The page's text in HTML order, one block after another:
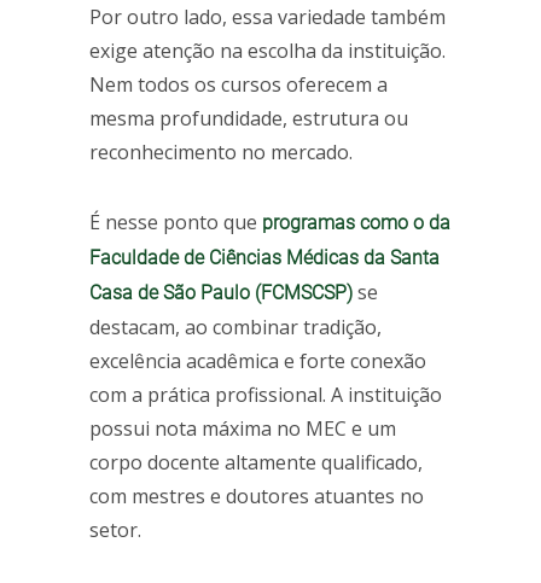
Por outro lado, essa variedade também
exige atenção na escolha da instituição.
Nem todos os cursos oferecem a
mesma profundidade, estrutura ou
reconhecimento no mercado.
É nesse ponto que programas como o da
Faculdade de Ciências Médicas da Santa
Casa de São Paulo (FCMSCSP) se
destacam, ao combinar tradição,
excelência acadêmica e forte conexão
com a prática profissional. A instituição
possui nota máxima no MEC e um
corpo docente altamente qualificado,
com mestres e doutores atuantes no
setor.